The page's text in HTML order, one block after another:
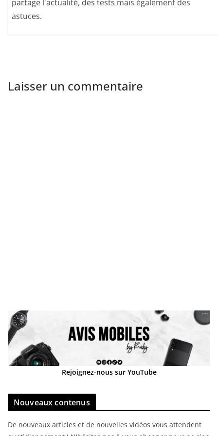
partage l'actualité, des tests mais également des
astuces.
Laisser un commentaire
Rejoignez-nous sur YouTube
Nouveaux contenus
De nouveaux articles et de nouvelles vidéos vous attendent